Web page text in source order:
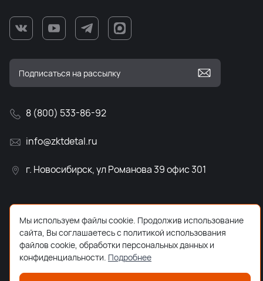
8 (800) 533-86-92
info@zktdetal.ru
г. Новосибирск, ул Романова 39 офис 301
Мы используем файлы cookie. Продолжив использование
сайта, Вы соглашаетесь с политикой использования
файлов cookie, обработки персональных данных и
конфиденциальности. Подробнее